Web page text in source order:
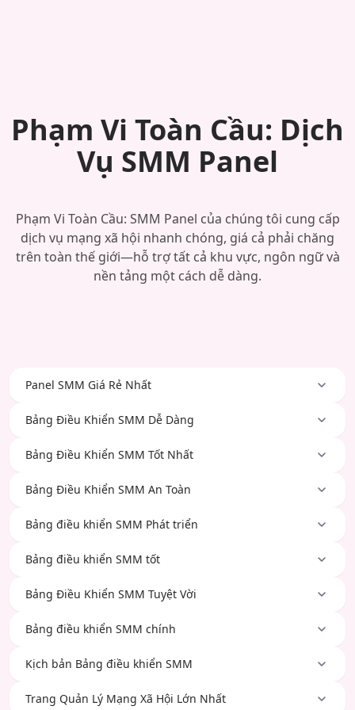
Phạm Vi Toàn Cầu: Dịch
Vụ SMM Panel
Phạm Vi Toàn Cầu: SMM Panel của chúng tôi cung cấp
dịch vụ mạng xã hội nhanh chóng, giá cả phải chăng
trên toàn thế giới—hỗ trợ tất cả khu vực, ngôn ngữ và
nền tảng một cách dễ dàng.
Panel SMM Giá Rẻ Nhất
Bảng Điều Khiển SMM Dễ Dàng
Bảng Điều Khiển SMM Tốt Nhất
Bảng Điều Khiển SMM An Toàn
Bảng điều khiển SMM Phát triển
Bảng điều khiển SMM tốt
Bảng Điều Khiển SMM Tuyệt Vời
Bảng điều khiển SMM chính
Kịch bản Bảng điều khiển SMM
Trang Quản Lý Mạng Xã Hội Lớn Nhất